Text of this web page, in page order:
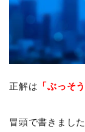
正解は 「ぶっそ
冒頭で書きまし